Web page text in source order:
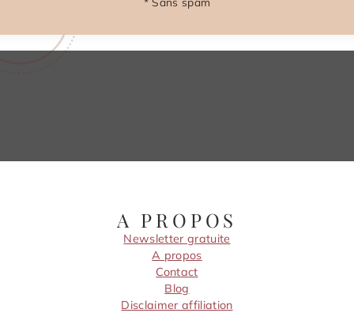
A PROPOS
Newsletter gratuite
A propos
Contact
Blog
Disclaimer affiliation